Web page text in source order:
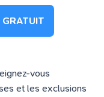
GRATUIT
vous
et les exclusions